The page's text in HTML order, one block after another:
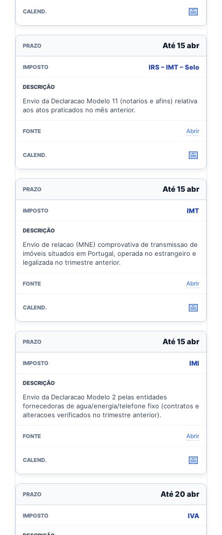
📅
Até 15 abr
IRS – IMT – Selo
Envio da Declaracao Modelo 11 (notarios e afins) relativa
aos atos praticados no mês anterior.
Abrir
📅
Até 15 abr
IMT
Envio de relacao (MNE) comprovativa de transmissao de
imóveis situados em Portugal, operada no estrangeiro e
legalizada no trimestre anterior.
Abrir
📅
Até 15 abr
IMI
Envio da Declaracao Modelo 2 pelas entidades
fornecedoras de agua/energia/telefone fixo (contratos e
alteracoes verificados no trimestre anterior).
Abrir
📅
Até 20 abr
IVA